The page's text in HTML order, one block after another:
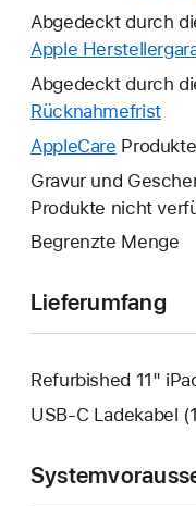
Abgedeckt durch
Apple
Abgedeckt durch
RücknahmefristEin
wird
AppleCare Ein
neues
Fenster
geöffnet.
Gravur und
Produkte nicht
Begrenzte Menge
Lieferumfang
Refurbished 11"
USB‑C Ladekabel